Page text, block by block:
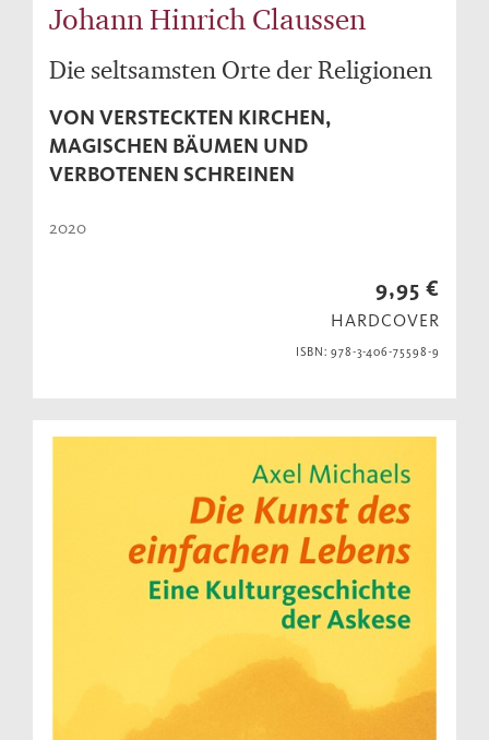
Johann Hinrich Claussen
Die seltsamsten Orte der Religionen
VON VERSTECKTEN KIRCHEN,
MAGISCHEN BÄUMEN UND
VERBOTENEN SCHREINEN
2020
9,95 €
HARDCOVER
ISBN: 978-3-406-75598-9